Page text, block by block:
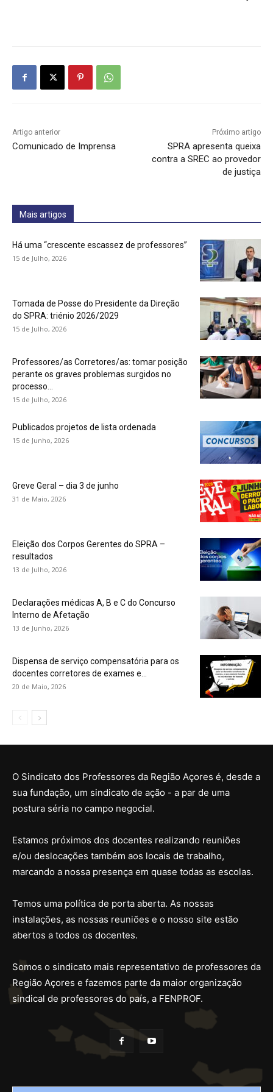
Artigo anterior
Comunicado de Imprensa
Próximo artigo
SPRA apresenta queixa
contra a SREC ao provedor
de justiça
Mais artigos
Há uma “crescente escassez de professores”
15 de Julho, 2026
Tomada de Posse do Presidente da Direção
do SPRA: triénio 2026/2029
15 de Julho, 2026
Professores/as Corretores/as: tomar posição
perante os graves problemas surgidos no
processo...
15 de Julho, 2026
Publicados projetos de lista ordenada
15 de Junho, 2026
Greve Geral – dia 3 de junho
31 de Maio, 2026
Eleição dos Corpos Gerentes do SPRA –
resultados
13 de Julho, 2026
Declarações médicas A, B e C do Concurso
Interno de Afetação
13 de Junho, 2026
Dispensa de serviço compensatória para os
docentes corretores de exames e...
20 de Maio, 2026
O Sindicato dos Professores da Região Açores é, desde a
sua fundação, um sindicato de ação - a par de uma
postura séria no campo negocial.
Estamos próximos dos docentes realizando reuniões
e/ou deslocações também aos locais de trabalho,
marcando a nossa presença em quase todas as escolas.
Temos uma política de porta aberta. As nossas
instalações, as nossas reuniões e o nosso site estão
abertos a todos os docentes.
Somos o sindicato mais representativo de professores da
Região Açores e fazemos parte da maior organização
sindical de professores do país, a FENPROF.